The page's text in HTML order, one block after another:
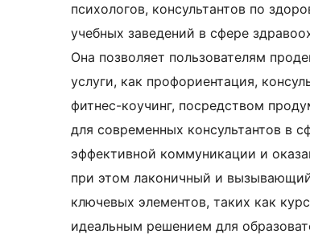
психологов, консультантов по
учебных заведений в сфере
Она позволяет пользователям
услуги, как профориентация,
фитнес-коучинг, посредством
для современных консультантов в
эффективной коммуникации и
при этом лаконичный и
ключевых элементов, таких как
идеальным решением для